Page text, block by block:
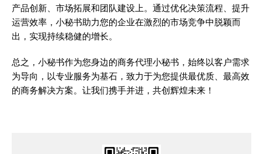
产品创新、市场拓展和团队建设上。通过优化决策流程、提升
运营效率，小秘书助力您的企业在激烈的市场竞争中脱颖而
出，实现持续稳健的增长。
总之，小秘书作为您身边的商务代理小秘书，始终以客户需求
为导向，以专业服务为基石，致力于为您提供最优质、最高效
的商务解决方案。让我们携手并进，共创辉煌未来！